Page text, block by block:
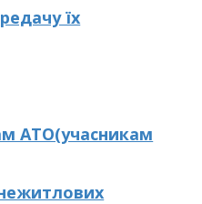
їх
АТО(учасникам